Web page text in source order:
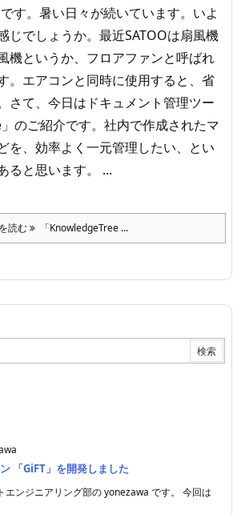
す。 暑い日々が続いています。 いよ
でしょうか。 最近SATOOは扇風機
機というか、フロアファンと呼ばれ
エアコンと同時に使用すると、省
さて、今日はドキュメント管理ツー
のご紹介です。 社内で作成されたマ
を、効率よく一元管理したい、とい
ると思います。 ...
読む 「KnowledgeTree ...
「GiFT」を開発しました
エンジニアリング部の yonezawa です。 今回は